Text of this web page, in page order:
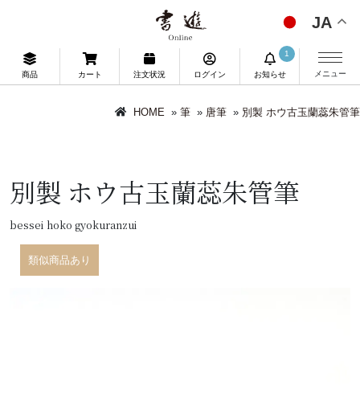
JA
商品 カート 注文状況 ログイン お知らせ
1
メニュー
HOME » 筆 » 唐筆 » 別製 ホウ古玉蘭蕊朱管筆
別製 ホウ古玉蘭蕊朱管筆
bessei hoko gyokuranzui
類似商品あり